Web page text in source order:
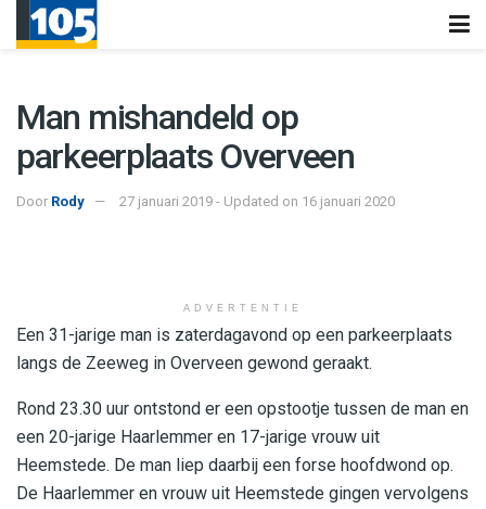
Man mishandeld op
parkeerplaats Overveen
Door Rody 27 januari 2019 - Updated on 16 januari 2020
ADVERTENTIE
Een 31-jarige man is zaterdagavond op een parkeerplaats
langs de Zeeweg in Overveen gewond geraakt.
Rond 23.30 uur ontstond er een opstootje tussen de man en
een 20-jarige Haarlemmer en 17-jarige vrouw uit
Heemstede. De man liep daarbij een forse hoofdwond op.
De Haarlemmer en vrouw uit Heemstede gingen vervolgens